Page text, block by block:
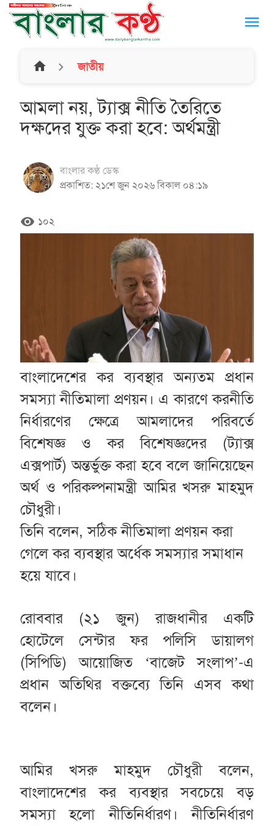
menu
home জাতীয়
আমলা নয়, ট্যাক্স নীতি তৈরিতে
দক্ষদের যুক্ত করা হবে: অর্থমন্ত্রী
বাংলার কণ্ঠ ডেস্ক
প্রকাশিত: ২১শে জুন ২০২৬ বিকাল ০৪:১৯
remove_red_eye ১০২
বাংলাদেশের কর ব্যবস্থার অন্যতম প্রধান
সমস্যা নীতিমালা প্রণয়ন। এ কারণে করনীতি
নির্ধারণের ক্ষেত্রে আমলাদের পরিবর্তে
বিশেষজ্ঞ ও কর বিশেষজ্ঞদের (ট্যাক্স
এক্সপার্ট) অন্তর্ভুক্ত করা হবে বলে জানিয়েছেন
অর্থ ও পরিকল্পনামন্ত্রী আমির খসরু মাহমুদ
চৌধুরী।
তিনি বলেন, সঠিক নীতিমালা প্রণয়ন করা
গেলে কর ব্যবস্থার অর্ধেক সমস্যার সমাধান
হয়ে যাবে।
রোববার (২১ জুন) রাজধানীর একটি
হোটেলে সেন্টার ফর পলিসি ডায়ালগ
(সিপিডি) আয়োজিত ‘বাজেট সংলাপ’-এ
প্রধান অতিথির বক্তব্যে তিনি এসব কথা
বলেন।
আমির খসরু মাহমুদ চৌধুরী বলেন,
বাংলাদেশের কর ব্যবস্থার সবচেয়ে বড়
সমস্যা হলো নীতিনির্ধারণ। নীতিনির্ধারণ